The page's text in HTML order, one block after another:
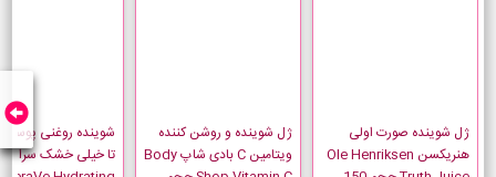
ژل شوینده صورت اولی
هنریکسن Ole Henriksen
ژل شوینده و روشن کننده
ویتامین C بادی شاپ Body
شوینده روغنی پوست
تا خیلی خشک سراوی